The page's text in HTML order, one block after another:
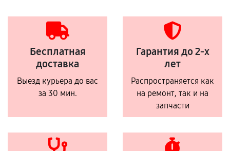
Бесплатная
доставка
Выезд курьера до вас
за 30 мин.
Гарантия до 2-х
лет
Распространяется как
на ремонт, так и на
запчасти